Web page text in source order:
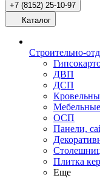
+7 (8152) 25-10-97
Каталог
Строительно-
ДВП
ДСП
ОСП
Панели,
Плитка
Еще